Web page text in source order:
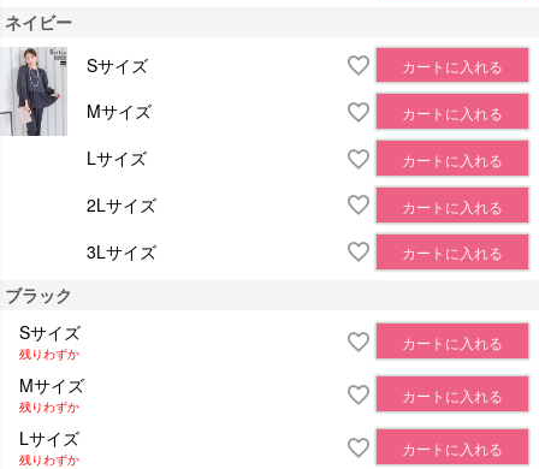
ネイビー
Sサイズ
カートに入れる
Mサイズ カートに入れる
Lサイズ カートに入れる
2Lサイズ カートに入れる
3Lサイズ カートに入れる
ブラック
Sサイズ
残りわずか
カートに入れる
Mサイズ
残りわずか
カートに入れる
Lサイズ
残りわずか
カートに入れる